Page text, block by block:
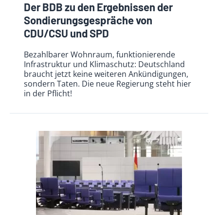
Der BDB zu den Ergebnissen der
Sondierungsgespräche von
CDU/CSU und SPD
Bezahlbarer Wohnraum, funktionierende
Infrastruktur und Klimaschutz: Deutschland
braucht jetzt keine weiteren Ankündigungen,
sondern Taten. Die neue Regierung steht hier
in der Pflicht!